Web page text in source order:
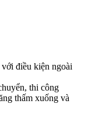
điều kiện ngoài
thi công
thấm xuống và